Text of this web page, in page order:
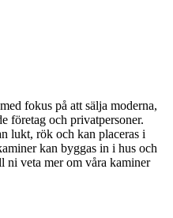
fokus på att sälja moderna,
företag och privatpersoner.
lukt, rök och kan placeras i
kan byggas in i hus och
ni veta mer om våra kaminer